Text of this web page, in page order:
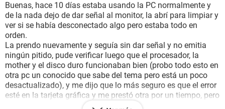
Buenas, hace 10 días estaba usando la PC normalmente y
de la nada dejo de dar señal al monitor, la abrí para limpiar y
ver si se había desconectado algo pero estaba todo en
orden.
La prendo nuevamente y seguía sin dar señal y no emitia
ningún pitido, pude verificar luego que el procesador, la
mother y el disco duro funcionaban bien (probo todo esto en
otra pc un conocido que sabe del tema pero está un poco
desactualizado), y me dijo que lo más seguro es que el error
esté en la tarjeta gráfica y me prestó otra por un tiempo, pero
cuando prendo la computadora con la nueva tarjeta, sigue